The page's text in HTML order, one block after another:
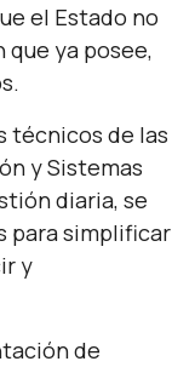
el Estado no
ya posee,
técnicos de las
y Sistemas
diaria, se
para simplificar
y
de